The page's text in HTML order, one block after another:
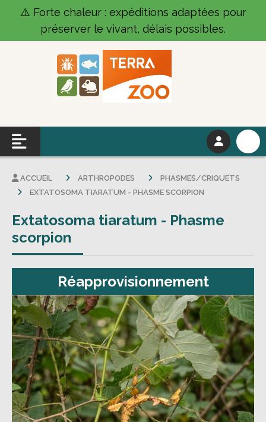
⚠️ Forte chaleur : expéditions adaptées pour
préserver le vivant, délais possibles.
ACCUEIL ARTHROPODES
PHASMES/CRIQUETS
EXTATOSOMA TIARATUM - PHASME SCORPION
Extatosoma tiaratum - Phasme
scorpion
Réapprovisionnement